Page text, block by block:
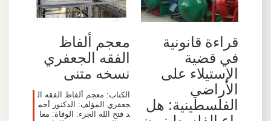
قراءة قانونية
في قضية
الإستيلاء على
الأراضي
الفلسطينية: هل
معجم ألفاظ
الفقه الجعفري
نسخه متنی
الكتاب: معجم ألفاظ الفقه ال
جعفري المؤلف: الدكتور أحم
د فتح الله الجزء: الوفاة: معا